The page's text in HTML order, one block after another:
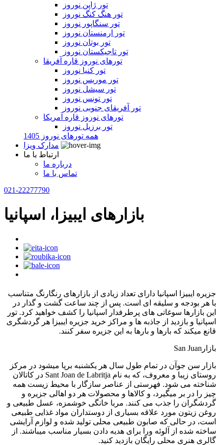
تور ژاپن نوروز
تور هنگ کنگ نوروز
تور سنگاپور نوروز
تور ارمنستان نوروز
تور بوتان نوروز
تور تاجیکستان نوروز
تورهای نوروز قاره آفریقا
تور کنیا نوروز
تور موریس نوروز
تور سیشل نوروز
تور تونس نوروز
تور آفریقای جنوبی نوروز
تورهای نوروز قاره آمریکا
تور برزیل نوروز
همه تورهای نوروز 1405
مدارک ویزا
ارتباط با ما
درباره ما
تماس با ما
021-22277790
بازارهای ایبیزا، اسپانیا
جزیره ایبیزا اسپانیا دارای تعداد زیادی از بازارهای رنگارنگ متناسب
با هر بودجه و سلیقه ای است. پس از چند ساعت گشت و گذار در
این بازارها سوغاتی های پرطرفدار اسپانیا را کشف خواهید کرد. تور
اسپانیا و بازدید از جاذبه ها و مراکز خرید جزیره ایبیزا هر گردشگری
قانع میکند که بارها و بارها به این جزیره سفر کنند.
بازارSan Juan
بازار سن جوآن در تمام طول سال هر یکشنبه برپا میشود در مرکز
روستای زیبا و معروف، که به نام Sant Joan de Labritja در کاتالان
شناخته می شود. فهرستی از عناصر سازگار با محیط زیست همه
چیز را در بر میگیرد، و کالاها و محصولات هر دو اهالی جزیره و
گردشگران را جذب می کنند. مربا خانگی خوشمزه، عسل طبیعی و
روغن زیتون مورد علاقه بسیاری از دوستداران مواد غذایی طبیعی
است، در حالی که صابون طبیعی محلی تولید شده و لوازم آرایشی
ساخته شده از آلوئه ورا برای هدیه دادن بسیار مناسب میباشند. از
گالری هنری محلی رایگان بازدید کنید.